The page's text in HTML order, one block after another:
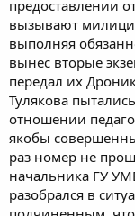
предоставлении
вызывают
выполняя
вынес вторые
передал их
Тулякова
отношении
якобы
раз номер не
начальника ГУ
разобрался в